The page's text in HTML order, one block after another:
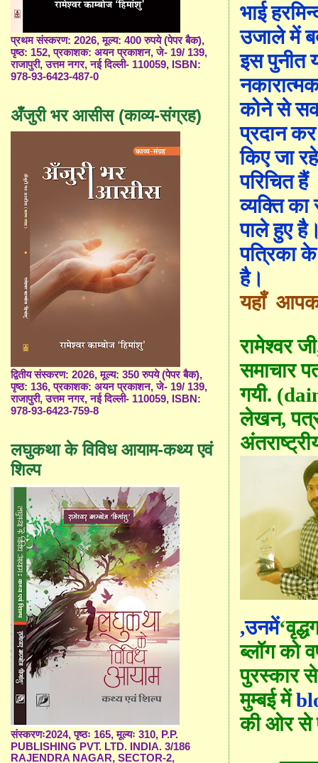
भाई
उजाले में
इस पुनीत
कोने से
प्रदान
किए जा
परिचित हैं
व्यक्ति
पाले हुए
पत्रिका
है।
यहाँ
रामेश्वर
समाचार
गयी.
लेखन,
,उनमें‘
ब्लॉग को
पुरस्कार
मुम्बई में
की ओर से
प्रथम संस्करण: 2026, मूल्य: 400 रुपये (पेपर बैक),
पृष्ठ: 152, प्रकाशक: अयन प्रकाशन, जे- 19/ 139,
राजापुरी, उत्तम नगर, नई दिल्ली- 110059, ISBN:
978-93-6423-487-0
अँजुरी भर आसीस (काव्य-संग्रह)
द्वितीय संस्करण: 2026, मूल्य: 350 रुपये (पेपर बैक),
पृष्ठ: 136, प्रकाशक: अयन प्रकाशन, जे- 19/ 139,
राजापुरी, उत्तम नगर, नई दिल्ली- 110059, ISBN:
978-93-6423-759-8
लघुकथा के विविध आयाम-कथ्य एवं
शिल्प
संस्करणः2024, पृष्ठः 165, मूल्यः 310, P.P.
PUBLISHING PVT. LTD. INDIA. 3/186
RAJENDRA NAGAR, SECTOR-2,